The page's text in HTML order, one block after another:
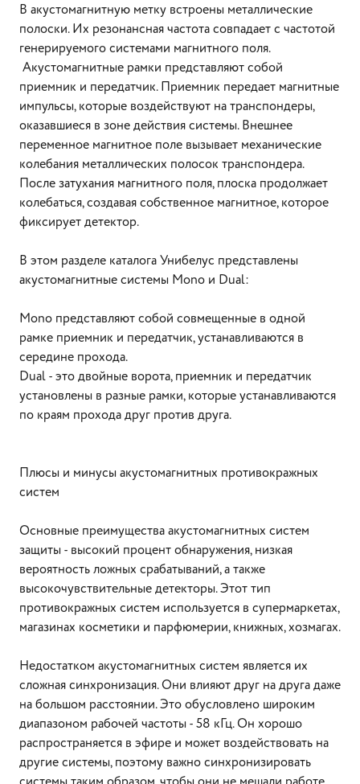
В акустомагнитную метку встроены металлические
полоски. Их резонансная частота совпадает с частотой
генерируемого системами магнитного поля.
Акустомагнитные рамки представляют собой
приемник и передатчик. Приемник передает магнитные
импульсы, которые воздействуют на транспондеры,
оказавшиеся в зоне действия системы. Внешнее
переменное магнитное поле вызывает механические
колебания металлических полосок транспондера.
После затухания магнитного поля, плоска продолжает
колебаться, создавая собственное магнитное, которое
фиксирует детектор.
В этом разделе каталога Унибелус представлены
акустомагнитные системы Mono и Dual:
Mono представляют собой совмещенные в одной
рамке приемник и передатчик, устанавливаются в
середине прохода.
Dual - это двойные ворота, приемник и передатчик
установлены в разные рамки, которые устанавливаются
по краям прохода друг против друга.
Плюсы и минусы акустомагнитных противокражных
систем
Основные преимущества акустомагнитных систем
защиты - высокий процент обнаружения, низкая
вероятность ложных срабатываний, а также
высокочувствительные детекторы. Этот тип
противокражных систем используется в супермаркетах,
магазинах косметики и парфюмерии, книжных, хозмагах.
Недостатком акустомагнитных систем является их
сложная синхронизация. Они влияют друг на друга даже
на большом расстоянии. Это обусловлено широким
диапазоном рабочей частоты - 58 кГц. Он хорошо
распространяется в эфире и может воздействовать на
другие системы, поэтому важно синхронизировать